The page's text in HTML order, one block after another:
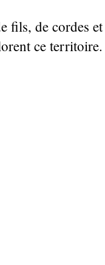
fils, de cordes et
ce